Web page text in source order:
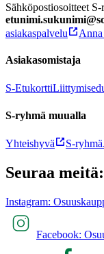
Sähköpostiosoitteet
asiakaspalvelu
Anna
Asiakasomistaja
S-Etukortti
S-ryhmä muualla
Yhteishyvä S-
Seuraa meitä:
Instagram:
Facebook: